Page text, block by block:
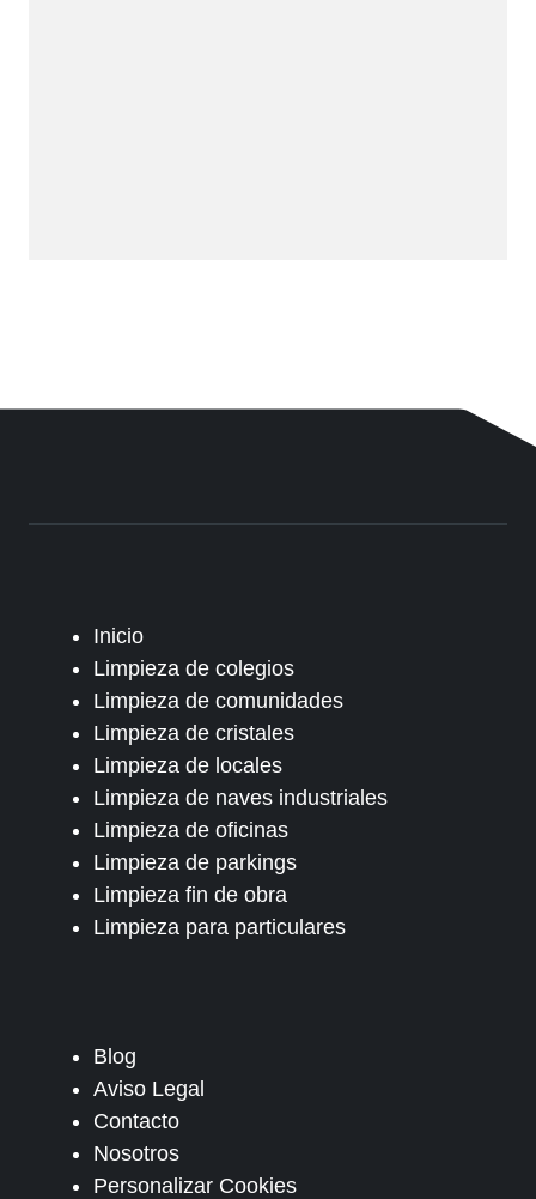
Inicio
Limpieza de colegios
Limpieza de comunidades
Limpieza de cristales
Limpieza de locales
Limpieza de naves industriales
Limpieza de oficinas
Limpieza de parkings
Limpieza fin de obra
Limpieza para particulares
Blog
Aviso Legal
Contacto
Nosotros
Personalizar Cookies